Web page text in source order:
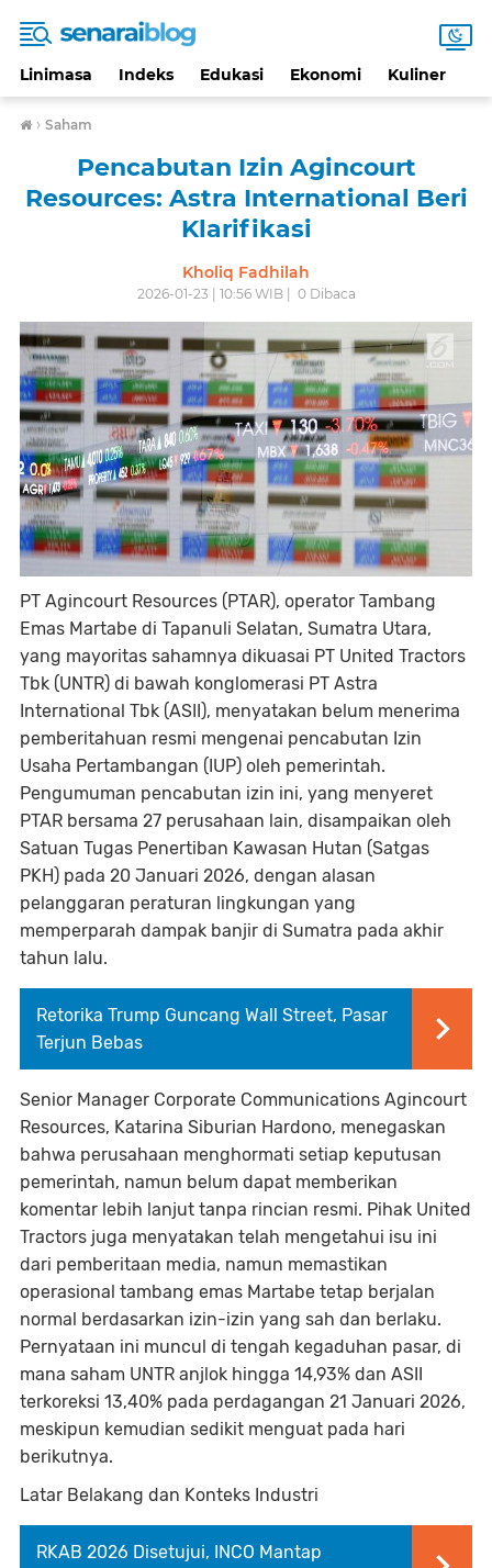
Linimasa Indeks Edukasi Ekonomi Kuliner
› Saham
Pencabutan Izin Agincourt
Resources: Astra International Beri
Klarifikasi
Kholiq Fadhilah
2026-01-23 | 10:56 WIB | 0Dibaca
PT Agincourt Resources (PTAR), operator Tambang
Emas Martabe di Tapanuli Selatan, Sumatra Utara,
yang mayoritas sahamnya dikuasai PT United Tractors
Tbk (UNTR) di bawah konglomerasi PT Astra
International Tbk (ASII), menyatakan belum menerima
pemberitahuan resmi mengenai pencabutan Izin
Usaha Pertambangan (IUP) oleh pemerintah.
Pengumuman pencabutan izin ini, yang menyeret
PTAR bersama 27 perusahaan lain, disampaikan oleh
Satuan Tugas Penertiban Kawasan Hutan (Satgas
PKH) pada 20 Januari 2026, dengan alasan
pelanggaran peraturan lingkungan yang
memperparah dampak banjir di Sumatra pada akhir
tahun lalu.
Retorika Trump Guncang Wall Street, Pasar
Terjun Bebas
Senior Manager Corporate Communications Agincourt
Resources, Katarina Siburian Hardono, menegaskan
bahwa perusahaan menghormati setiap keputusan
pemerintah, namun belum dapat memberikan
komentar lebih lanjut tanpa rincian resmi. Pihak United
Tractors juga menyatakan telah mengetahui isu ini
dari pemberitaan media, namun memastikan
operasional tambang emas Martabe tetap berjalan
normal berdasarkan izin-izin yang sah dan berlaku.
Pernyataan ini muncul di tengah kegaduhan pasar, di
mana saham UNTR anjlok hingga 14,93% dan ASII
terkoreksi 13,40% pada perdagangan 21 Januari 2026,
meskipun kemudian sedikit menguat pada hari
berikutnya.
Latar Belakang dan Konteks Industri
RKAB 2026 Disetujui, INCO Mantap